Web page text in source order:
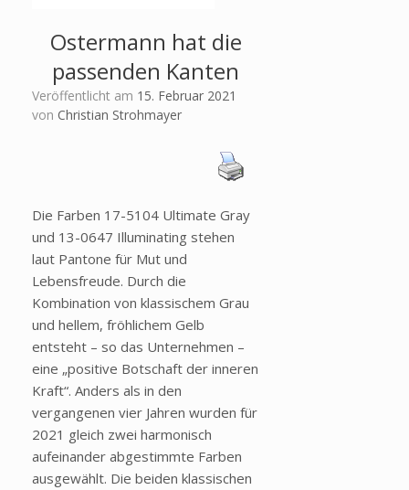
Ostermann hat die
passenden Kanten
Veröffentlicht am 15. Februar 2021
von Christian Strohmayer
Die Farben 17-5104 Ultimate Gray
und 13-0647 Illuminating stehen
laut Pantone für Mut und
Lebensfreude. Durch die
Kombination von klassischem Grau
und hellem, fröhlichem Gelb
entsteht – so das Unternehmen –
eine „positive Botschaft der inneren
Kraft“. Anders als in den
vergangenen vier Jahren wurden für
2021 gleich zwei harmonisch
aufeinander abgestimmte Farben
ausgewählt. Die beiden klassischen